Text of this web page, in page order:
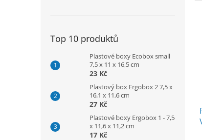
Top 10 produktů
Plastové boxy Ecobox small
7,5 x 11 x 16,5 cm
23 Kč
Plastový box Ergobox 2 7,5 x
16,1 x 11,6 cm
27 Kč
Plastové boxy Ergobox 1 - 7,5
x 11,6 x 11,2 cm
17 Kč